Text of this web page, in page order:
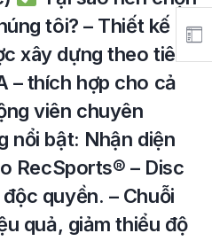
tôi? – Thiết kế
xây dựng theo tiêu
– thích hợp cho cả
viên chuyên
nổi bật: Nhận diện
RecSports®️ – Disc
quyền. – Chuỗi
quả, giảm thiểu độ